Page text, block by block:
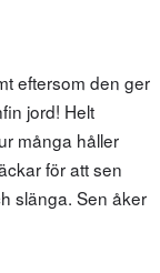
eftersom den ger
jord! Helt
många håller
för att sen
slänga. Sen åker